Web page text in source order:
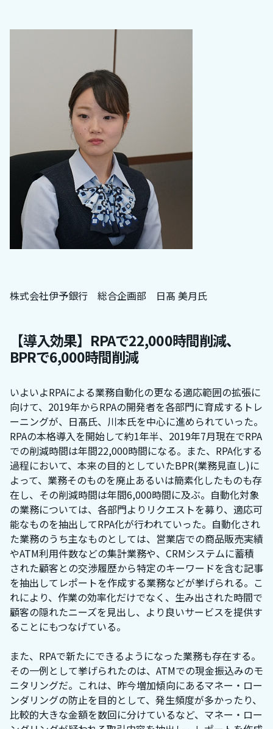
株式会社伊予銀行 総合企画部 日髙 美月氏
【導入効果】RPAで22,000時間削減、
BPRで6,000時間削減
いよいよRPAによる業務自動化の更なる適応範囲の拡張に
向けて、2019年からRPAの開発者を各部門に育成するトレ
ーニングが、日髙氏、川本氏を中心に進められていった。
RPAの本格導入を開始して約1年半、2019年7月現在でRPA
での削減時間は年間22,000時間になる。また、RPA化する
過程において、本来の目的としていたBPR(業務見直し)に
よって、業務そのものを廃止あるいは簡素化したものも存
在し、その削減時間は年間6,000時間に及ぶ。自動化対象
の業務については、各部門よりリクエストを募り、適応可
能なものを抽出してRPA化が行われていった。自動化され
た業務のうち主なものとしては、営業店での商品販売実績
やATM利用件数などの集計業務や、CRMシステムに蓄積
された顧客との交渉履歴から特定のキーワードを含む記事
を抽出してレポートを作成する業務などが挙げられる。こ
れにより、作業の効率化だけでなく、生み出された時間で
顧客の隠れたニーズを見出し、より良いサービスを提供す
ることにもつなげている。
また、RPAで新たにできるようになった業務も存在する。
その一例として挙げられたのは、ATMでの現金振込みのモ
ニタリングだ。これは、昨今増加傾向にあるマネー・ロー
ンダリングの防止を目的として、発生頻度が多かったり、
比較的大きな金額を数回に分けているなど、マネー・ロー